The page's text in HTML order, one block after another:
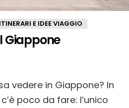
ITINERARI E IDEE VIAGGIO
Giappone
vedere in Giappone? In
poco da fare: l’unico